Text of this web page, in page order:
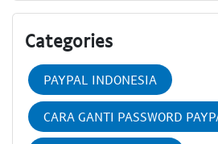
Categories
PAYPAL INDONESIA
CARA GANTI PASSWORD